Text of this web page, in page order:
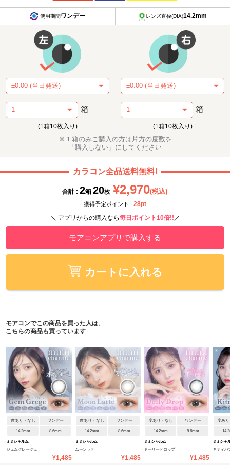
使用期間ワンデー レンズ直径(DIA)14.2mm
箱
(1箱10枚入り)
箱
(1箱10枚入り)
※１箱のみご購入の方は片方の度数を
「購入しない」にしてください
カラコン全品送料無料!
合計 : 2箱 20枚 ¥2,970(税込)
獲得予定ポイント : 28pt
＼ アプリからの購入なら毎日ポイント10倍!! ／
モアコンアプリで購入する
カートに入れる
モアコンでこの商品を買った人は、
こちらの商品も買っています
度あり・なし ワンデー
14.2mm 8.6mm
ミミシャルム
ジェムグレージュ
¥1,485
度あり・なし ワンデー
14.2mm 8.6mm
ミミシャルム
ムーンラテ
¥1,485
度あり・なし ワンデー
14.2mm 8.6mm
ミミシャルム
ドーリードロップ
¥1,485
度あ
ミミシャ
キティパ